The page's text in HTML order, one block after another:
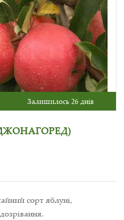
Залишилось 26 днів
сорт яблуні,